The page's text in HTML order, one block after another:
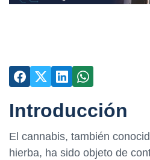
Introducción
El cannabis, también
hierba, ha sido objeto de